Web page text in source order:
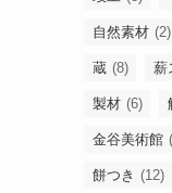
自然素材 (2)
蔵 (8) 薪
製材 (6)
金谷美術館
餅つき (12)